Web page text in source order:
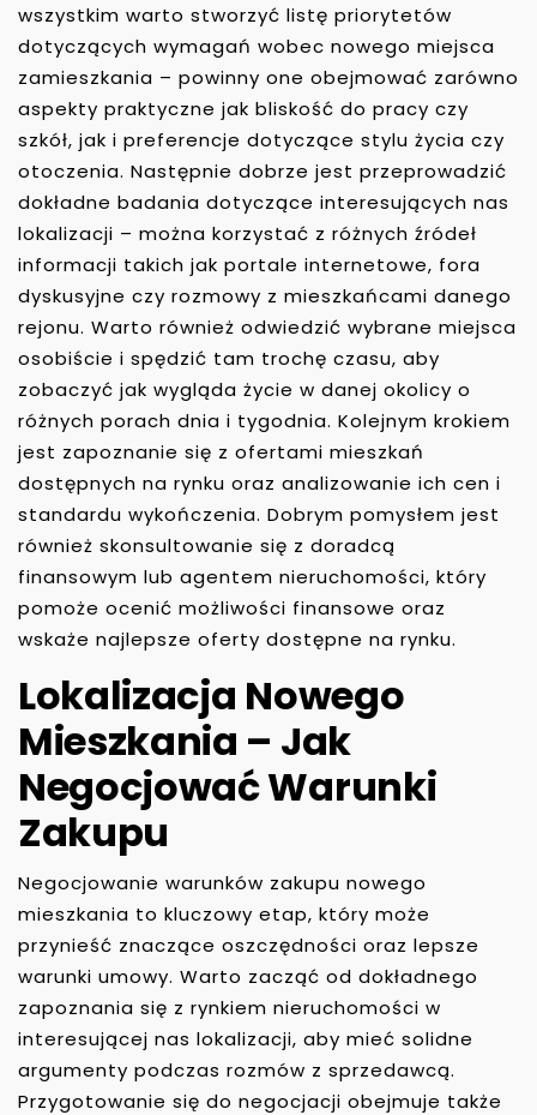
wszystkim warto stworzyć listę priorytetów
dotyczących wymagań wobec nowego miejsca
zamieszkania – powinny one obejmować zarówno
aspekty praktyczne jak bliskość do pracy czy
szkół, jak i preferencje dotyczące stylu życia czy
otoczenia. Następnie dobrze jest przeprowadzić
dokładne badania dotyczące interesujących nas
lokalizacji – można korzystać z różnych źródeł
informacji takich jak portale internetowe, fora
dyskusyjne czy rozmowy z mieszkańcami danego
rejonu. Warto również odwiedzić wybrane miejsca
osobiście i spędzić tam trochę czasu, aby
zobaczyć jak wygląda życie w danej okolicy o
różnych porach dnia i tygodnia. Kolejnym krokiem
jest zapoznanie się z ofertami mieszkań
dostępnych na rynku oraz analizowanie ich cen i
standardu wykończenia. Dobrym pomysłem jest
również skonsultowanie się z doradcą
finansowym lub agentem nieruchomości, który
pomoże ocenić możliwości finansowe oraz
wskaże najlepsze oferty dostępne na rynku.
Lokalizacja Nowego
Mieszkania – Jak
Negocjować Warunki
Zakupu
Negocjowanie warunków zakupu nowego
mieszkania to kluczowy etap, który może
przynieść znaczące oszczędności oraz lepsze
warunki umowy. Warto zacząć od dokładnego
zapoznania się z rynkiem nieruchomości w
interesującej nas lokalizacji, aby mieć solidne
argumenty podczas rozmów z sprzedawcą.
Przygotowanie się do negocjacji obejmuje także